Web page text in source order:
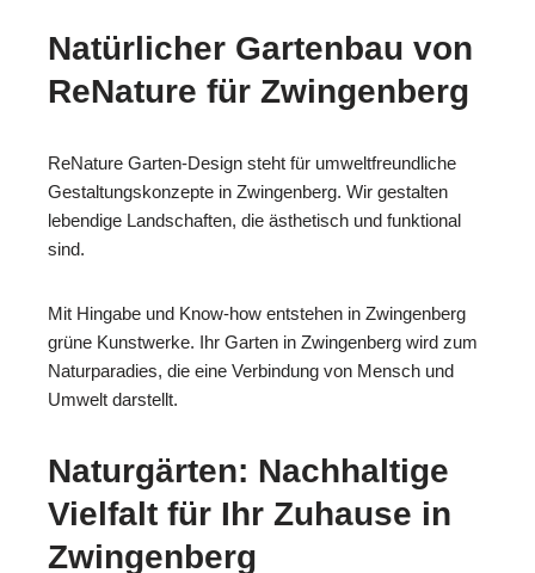
Natürlicher Gartenbau von
ReNature für Zwingenberg
ReNature Garten-Design steht für umweltfreundliche
Gestaltungskonzepte in Zwingenberg. Wir gestalten
lebendige Landschaften, die ästhetisch und funktional
sind.
Mit Hingabe und Know-how entstehen in Zwingenberg
grüne Kunstwerke. Ihr Garten in Zwingenberg wird zum
Naturparadies, die eine Verbindung von Mensch und
Umwelt darstellt.
Naturgärten: Nachhaltige
Vielfalt für Ihr Zuhause in
Zwingenberg